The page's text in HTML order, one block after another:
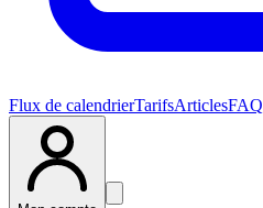
Flux de calendrierTarifsArticlesFAQ